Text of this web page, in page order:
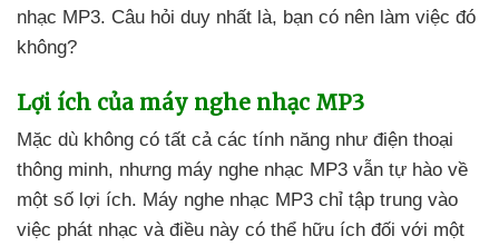
nhạc MP3. Câu hỏi duy nhất là, bạn có nên làm việc đó
không?
Lợi ích của máy nghe nhạc MP3
Mặc dù không có tất cả các tính năng như điện thoại
thông minh, nhưng máy nghe nhạc MP3 vẫn tự hào về
một số lợi ích. Máy nghe nhạc MP3 chỉ tập trung vào
việc phát nhạc và điều này có thể hữu ích đối với một